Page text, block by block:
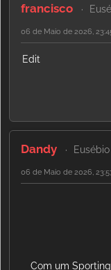
francisco
06 de Maio de 2026,
Edit
Dandy Eusébio
06 de Maio de 2026,
Com um